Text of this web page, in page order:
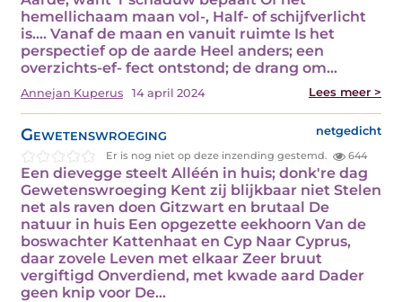
hemellichaam maan vol-, Half- of schijfverlicht
is.... Vanaf de maan en vanuit ruimte Is het
perspectief op de aarde Heel anders; een
overzichts-ef- fect ontstond; de drang om…
Annejan Kuperus 14 april 2024 Lees meer >
Gewetenswroeging netgedicht
Er is nog niet op deze inzending gestemd. 644
Een dievegge steelt Alléén in huis; donk're dag
Gewetenswroeging Kent zij blijkbaar niet Stelen
net als raven doen Gitzwart en brutaal De
natuur in huis Een opgezette eekhoorn Van de
boswachter Kattenhaat en Cyp Naar Cyprus,
daar zovele Leven met elkaar Zeer bruut
vergiftigd Onverdiend, met kwade aard Dader
geen knip voor De…